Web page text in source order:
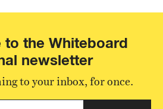
to the Whiteboard
newsletter
to your inbox, for once.